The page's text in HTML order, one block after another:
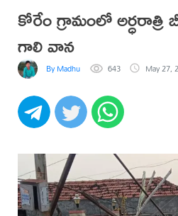
కోరేం గ్రామంలో అర్ధరాత్రి
గాలి వాన
By Madhu 643 May 27,